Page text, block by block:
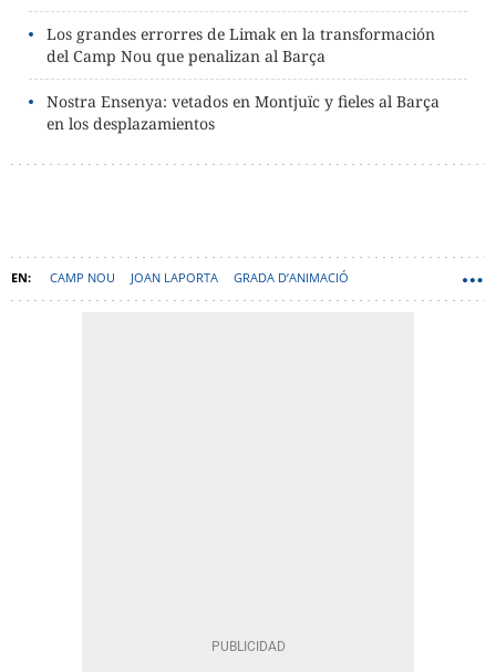
Los grandes errorres de Limak en la transformación
del Camp Nou que penalizan al Barça
Nostra Ensenya: vetados en Montjuïc y fieles al Barça
en los desplazamientos
CAMP NOU JOAN LAPORTA GRADA D’ANIMACIÓ